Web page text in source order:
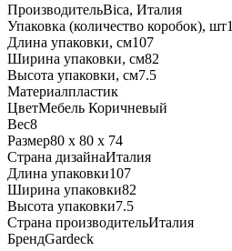
ПроизводительBica, Италия
Упаковка (количество коробок), шт1
Длина упаковки, см107
Ширина упаковки, см82
Высота упаковки, см7.5
Материалпластик
ЦветМебель Коричневый
Вес8
Размер80 x 80 x 74
Страна дизайнаИталия
Длина упаковки107
Ширина упаковки82
Высота упаковки7.5
Страна производительИталия
БрендGardeck